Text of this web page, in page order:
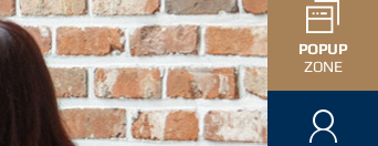
POPUP
ZONE